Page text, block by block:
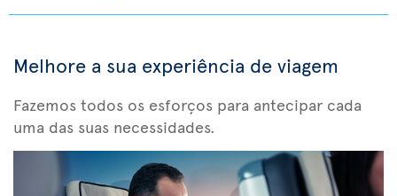
Melhore a sua experiência de viagem
Fazemos todos os esforços para antecipar cada
uma das suas necessidades.